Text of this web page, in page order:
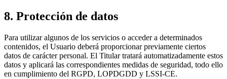
8. Protección de datos
Para utilizar algunos de los servicios o acceder a determinados
contenidos, el Usuario deberá proporcionar previamente ciertos
datos de carácter personal. El Titular tratará automatizadamente estos
datos y aplicará las correspondientes medidas de seguridad, todo ello
en cumplimiento del RGPD, LOPDGDD y LSSI-CE.